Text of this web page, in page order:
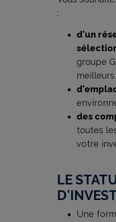
:
d'un
groupe
des
toutes
votre
LE
Une